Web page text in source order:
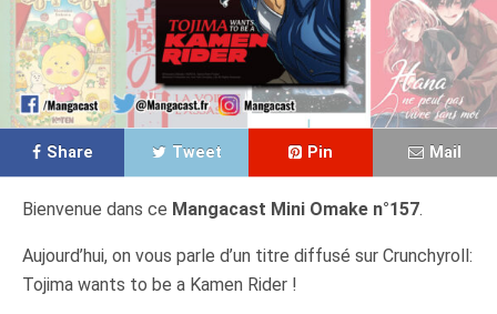
Share Tweet Pin Mail
Bienvenue dans ce Mangacast Mini Omake n°157.
Aujourd’hui, on vous parle d’un titre diffusé sur Crunchyroll:
Tojima wants to be a Kamen Rider !